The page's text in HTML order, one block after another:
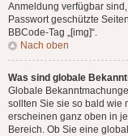
Anmeldung verfügbar
Passwort geschützte
BBCode-Tag „[img]“.
Nach oben
Was sind globale
Globale
sollten Sie sie so bald wie
erscheinen ganz oben in
Bereich. Ob Sie eine